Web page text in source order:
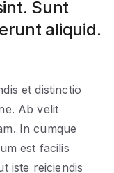
Sunt
aliquid.
et distinctio
Ab velit
In cumque
est facilis
iste reiciendis